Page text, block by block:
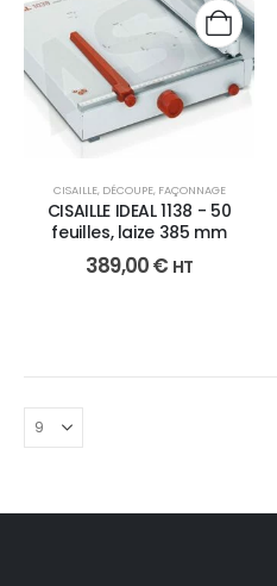
CISAILLE, DÉCOUPE, FAÇONNAGE
CISAILLE IDEAL 1138 - 50
feuilles, laize 385 mm
389,00€ HT